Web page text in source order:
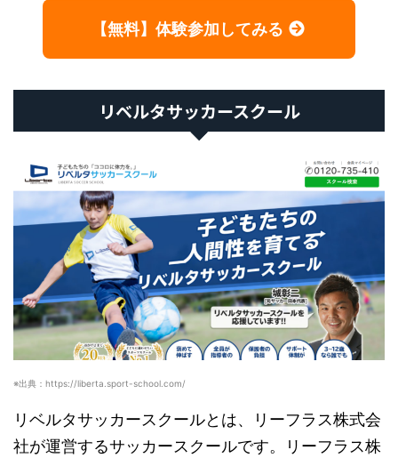
【無料】体験参加してみる
リベルタサッカースクール
※出典：https://liberta.sport-school.com/
リベルタサッカースクールとは、リーフラス株式会
社が運営するサッカースクールです。リーフラス株